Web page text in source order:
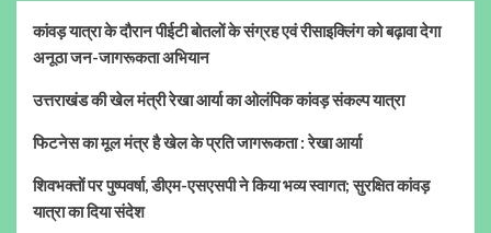
कांवड़ यात्रा के दौरान पीईटी बोतलों के संग्रह एवं रीसाइक्लिंग को बढ़ावा देगा
अनूठा जन-जागरूकता अभियान
उत्तराखंड की खेल मंत्री रेखा आर्या का ओलंपिक कांवड़ संकल्प यात्रा
फिटनेस का मूल मंत्र है खेल के प्रति जागरूकता : रेखा आर्या
शिवभक्तों पर पुष्पवर्षा, डीएम-एसएसपी ने किया भव्य स्वागत; सुरक्षित कांवड़
यात्रा का दिया संदेश